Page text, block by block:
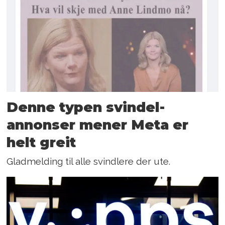
Denne typen svindel­
annonser mener Meta er
helt greit
Gladmelding til alle svindlere der ute.